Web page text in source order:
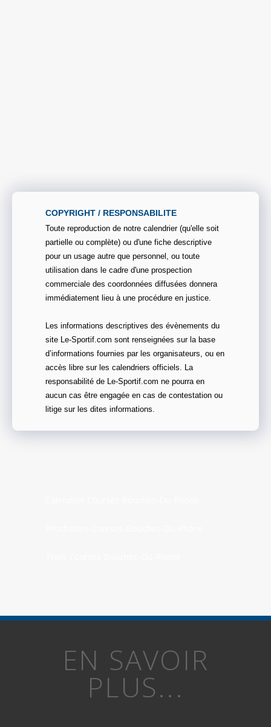
COPYRIGHT / RESPONSABILITE
Toute reproduction de notre calendrier (qu'elle soit
partielle ou complète) ou d'une fiche descriptive
pour un usage autre que personnel, ou toute
utilisation dans le cadre d'une prospection
commerciale des coordonnées diffusées donnera
immédiatement lieu à une procédure en justice.
Les informations descriptives des évènements du
site Le-Sportif.com sont renseignées sur la base
d’informations fournies par les organisateurs, ou en
accès libre sur les calendriers officiels. La
responsabilité de Le-Sportif.com ne pourra en
aucun cas être engagée en cas de contestation ou
litige sur les dites informations.
EN SAVOIR
PLUS...